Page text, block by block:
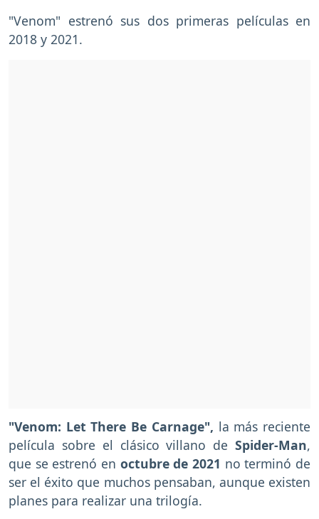
"Venom" estrenó sus dos primeras películas en
2018 y 2021.
"Venom: Let There Be Carnage", la más reciente
película sobre el clásico villano de Spider-Man,
que se estrenó en octubre de 2021 no terminó de
ser el éxito que muchos pensaban, aunque existen
planes para realizar una trilogía.